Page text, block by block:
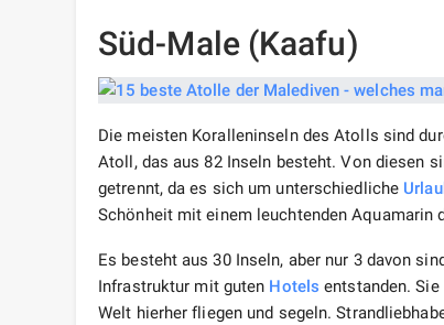
Süd-Male (Kaafu)
Die meisten Koralleninseln des Atolls sind
Atoll, das aus 82 Inseln besteht. Von diesen
getrennt, da es sich um unterschiedliche
Schönheit mit einem leuchtenden Aquamarin
Es besteht aus 30 Inseln, aber nur 3 davon
Infrastruktur mit guten Hotels entstanden.
Welt hierher fliegen und segeln.